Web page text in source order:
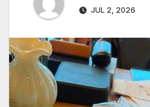
JUL 2, 2026